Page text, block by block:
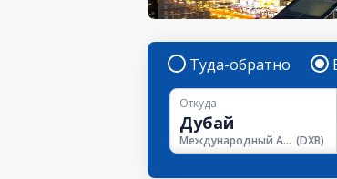
Туда-обратно
Откуда
Международный Аэропорт Дубая (DXB)